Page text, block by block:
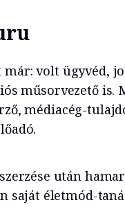
volt ügyvéd,
műsorvezető is.
médiacég-
után
saját életmód-